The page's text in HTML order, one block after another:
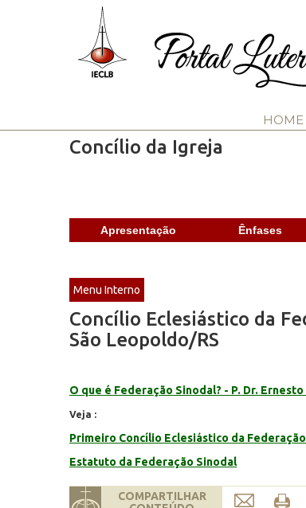
HOME
Concílio da Igreja
Apresentação Ênfases
Menu Interno
Concílio Eclesiástico da
São Leopoldo/RS
O que é Federação Sinodal? - P. Dr.
Veja :
Primeiro Concílio Eclesiástico da
Estatuto da Federação Sinodal
COMPARTILHAR